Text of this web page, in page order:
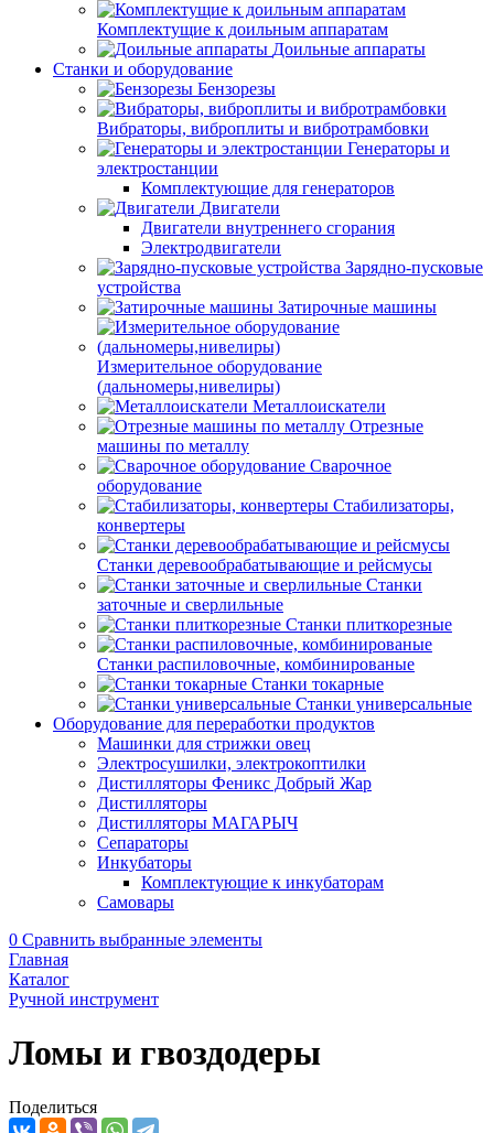
Комплектущие к доильным аппаратам
Доильные аппараты
Станки и оборудование
Бензорезы
Вибраторы, виброплиты и вибротрамбовки
Генераторы и
электростанции
Комплектующие для генераторов
Двигатели
Двигатели внутреннего сгорания
Электродвигатели
Зарядно-пусковые
устройства
Затирочные машины
Измерительное оборудование
(дальномеры,нивелиры)
Металлоискатели
Отрезные
машины по металлу
Сварочное
оборудование
Стабилизаторы,
конвертеры
Станки деревообрабатывающие и рейсмусы
Станки
заточные и сверлильные
Станки плиткорезные
Станки распиловочные, комбинированые
Станки токарные
Станки универсальные
Оборудование для переработки продуктов
Машинки для стрижки овец
Электросушилки, электрокоптилки
Дистилляторы Феникс Добрый Жар
Дистилляторы
Дистилляторы МАГАРЫЧ
Сепараторы
Инкубаторы
Комплектующие к инкубаторам
Самовары
0 Сравнить выбранные элементы
Главная
Каталог
Ручной инструмент
Ломы и гвоздодеры
Поделиться